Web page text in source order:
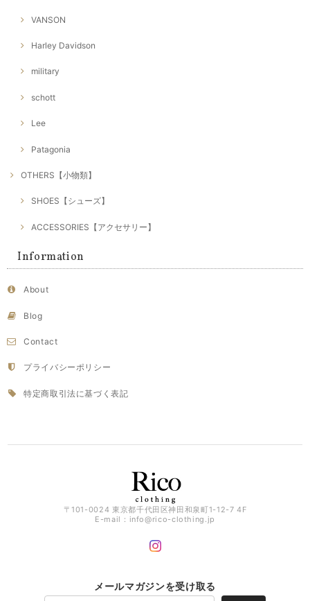
VANSON
Harley Davidson
military
schott
Lee
Patagonia
OTHERS【小物類】
SHOES【シューズ】
ACCESSORIES【アクセサリー】
Information
About
Blog
Contact
プライバシーポリシー
特定商取引法に基づく表記
〒101-0024 東京都千代田区神田和泉町1-12-7 4F
E-mail： info@rico-clothing.jp
メールマガジンを受け取る